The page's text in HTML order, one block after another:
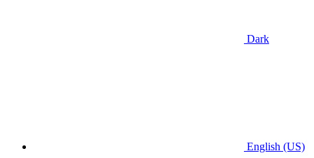
Dark
English (US)